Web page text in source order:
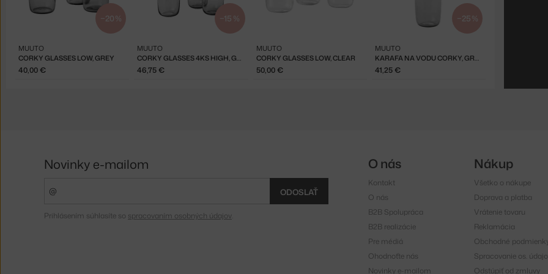
−20 %
CORKY GLASSES LOW, GREY
MUUTO
40,00 €
−15 %
CORKY GLASSES 4KS HIGH, GREY
MUUTO
46,75 €
CORKY GLASSES LOW, CLEAR
MUUTO
50,00 €
−25 %
KARAFA NA VODU CORKY, GREY
MUUTO
41,25 €
Novinky e-mailom
ODOSLAŤ
Prihlásením súhlasíte so spracovaním osobných údajov
O nás
Kontakt
O nás
B2B Spolupráca
B2B realizácie
Pre médiá
Ohodnoťte nás
Novinky e-mailom
Nákup
Všetko o nákupe
Doprava a platba
Vrátenie tovaru
Reklamácia
Obchodné
Spracovanie os.
Odstúpiť od zmluvy